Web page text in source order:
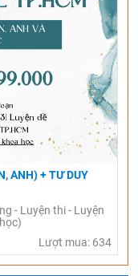
ANH) + TƯ DUY
- Luyện thi - Luyện
Lượt mua: 634